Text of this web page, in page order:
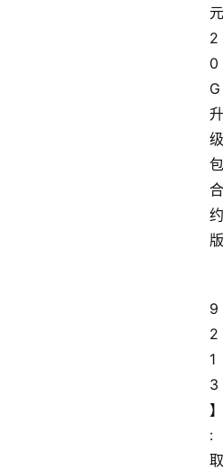
元
2
0
G
升
级
包
合
约
版
9
2
1
3
】
:
取